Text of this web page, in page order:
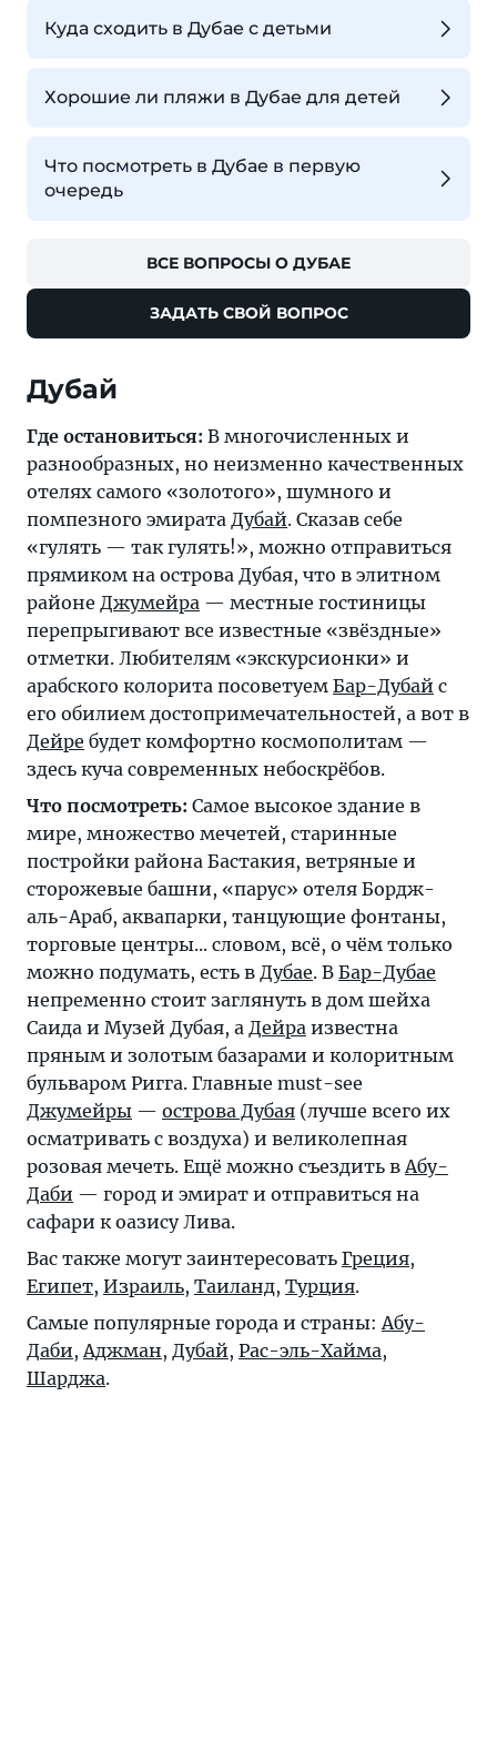
Куда сходить в Дубае с детьми
Хорошие ли пляжи в Дубае для детей
Что посмотреть в Дубае в первую
очередь
ВСЕ ВОПРОСЫ О ДУБАЕ
ЗАДАТЬ СВОЙ ВОПРОС
Дубай
Где остановиться: В многочисленных и
разнообразных, но неизменно качественных
отелях самого «золотого», шумного и
помпезного эмирата Дубай. Сказав себе
«гулять — так гулять!», можно отправиться
прямиком на острова Дубая, что в элитном
районе Джумейра — местные гостиницы
перепрыгивают все известные «звёздные»
отметки. Любителям «экскурсионки» и
арабского колорита посоветуем Бар-Дубай с
его обилием достопримечательностей, а вот в
Дейре будет комфортно космополитам —
здесь куча современных небоскрёбов.
Что посмотреть: Самое высокое здание в
мире, множество мечетей, старинные
постройки района Бастакия, ветряные и
сторожевые башни, «парус» отеля Бордж-
аль-Араб, аквапарки, танцующие фонтаны,
торговые центры... словом, всё, о чём только
можно подумать, есть в Дубае. В Бар-Дубае
непременно стоит заглянуть в дом шейха
Саида и Музей Дубая, а Дейра известна
пряным и золотым базарами и колоритным
бульваром Ригга. Главные must-see
Джумейры — острова Дубая (лучше всего их
осматривать с воздуха) и великолепная
розовая мечеть. Ещё можно съездить вАбу-
Даби — город и эмират и отправиться на
сафари к оазису Лива.
Вас также могут заинтересовать Греция,
Египет, Израиль, Таиланд, Турция.
Самые популярные города и страны:Абу-
Даби,Аджман, Дубай, Рас-эль-Хайма,
Шарджа.